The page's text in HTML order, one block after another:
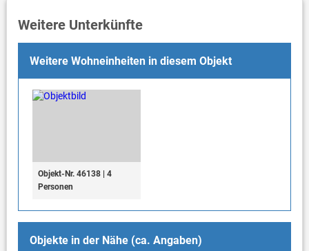
Weitere Unterkünfte
Weitere Wohneinheiten in diesem Objekt
Objekt-Nr. 46138 | 4
Personen
Objekte in der Nähe (ca. Angaben)